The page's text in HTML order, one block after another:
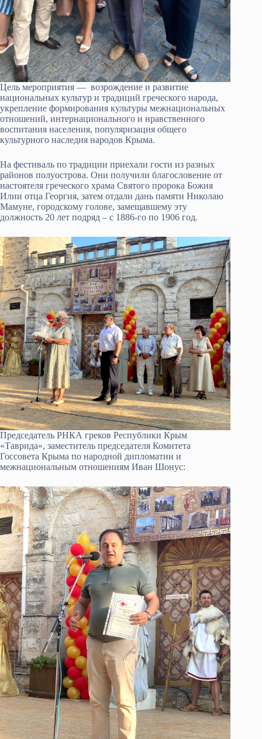
Цель мероприятия — возрождение и развитие
национальных культур и традиций греческого народа,
укрепление формирования культуры межнациональных
отношений, интернационального и нравственного
воспитания населения, популяризация общего
культурного наследия народов Крыма.
На фестиваль по традиции приехали гости из разных
районов полуострова. Они получили благословение от
настоятеля греческого храма Святого пророка Божия
Илии отца Георгия, затем отдали дань памяти Николаю
Мамуне, городскому голове, замещавшему эту
должность 20 лет подряд – с 1886-го по 1906 год.
Председатель РНКА греков Республики Крым
«Таврида», заместитель председателя Комитета
Госсовета Крыма по народной дипломатии и
межнациональным отношениям Иван Шонус: